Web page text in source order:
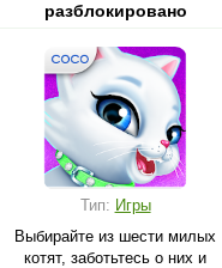
разблокировано
Тип: Игры
Выбирайте из шести милых
котят, заботьтесь о них и